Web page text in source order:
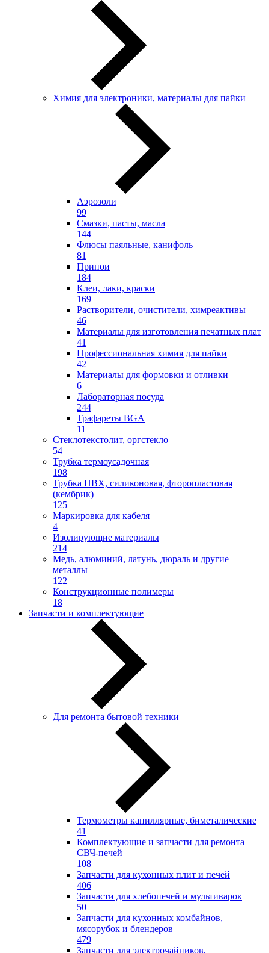
Химия для электроники, материалы для пайки
Аэрозоли
99
Смазки, пасты, масла
144
Флюсы паяльные, канифоль
81
Припои
184
Клеи, лаки, краски
169
Растворители, очистители, химреактивы
46
Материалы для изготовления печатных плат
41
Профессиональная химия для пайки
42
Материалы для формовки и отливки
6
Лабораторная посуда
244
Трафареты BGA
11
Стеклотекстолит, оргстекло
54
Трубка термоусадочная
198
Трубка ПВХ, силиконовая, фторопластовая
(кембрик)
125
Маркировка для кабеля
4
Изолирующие материалы
214
Медь, алюминий, латунь, дюраль и другие
металлы
122
Конструкционные полимеры
18
Запчасти и комплектующие
Для ремонта бытовой техники
Термометры капиллярные, биметалические
41
Комплектующие и запчасти для ремонта
СВЧ-печей
108
Запчасти для кухонных плит и печей
406
Запчасти для хлебопечей и мультиварок
50
Запчасти для кухонных комбайнов,
мясорубок и блендеров
479
Запчасти для электрочайников,